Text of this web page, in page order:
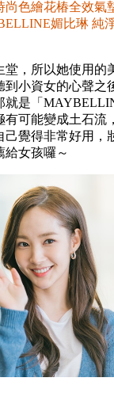
尚色繪花椿全效氣
媚比琳 純
堂，所以她使用的
到小資女的心聲之
就是「
有可能變成土石流
己覺得非常好用，
給女孩囉～